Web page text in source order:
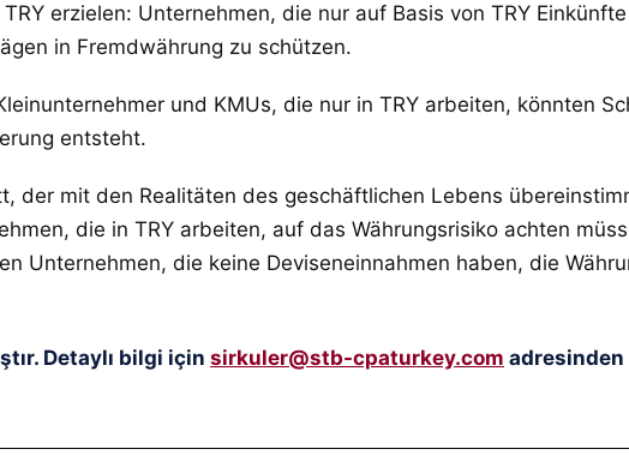
erzielen: Unternehmen, die nur auf Basis von TRY
in Fremdwährung zu schützen.
und KMUs, die nur in TRY arbeiten, könnten
entsteht.
der mit den Realitäten des geschäftlichen Lebens
die in TRY arbeiten, auf das Währungsrisiko achten
Unternehmen, die keine Deviseneinnahmen haben, die
Detaylı bilgi için sirkuler@stb-cpaturkey.com